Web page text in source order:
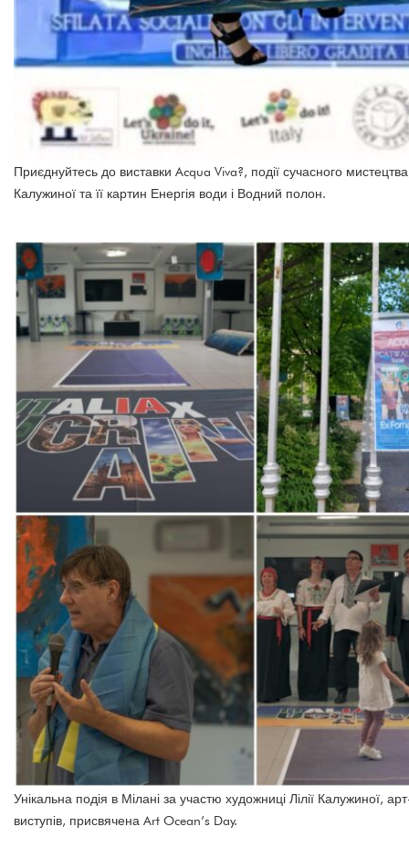
Приєднуйтесь до виставки Acqua Viva?, події сучасного
Калужиної та її картин Енергія води і Водний полон.
Унікальна подія в Мілані за участю художниці Лілії Калужиної,
виступів, присвячена Art Ocean’s Day.